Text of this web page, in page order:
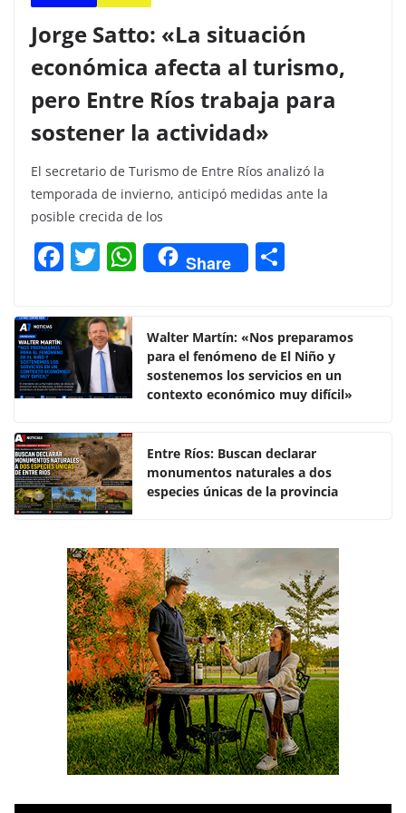
Jorge Satto: «La situación
económica afecta al turismo,
pero Entre Ríos trabaja para
sostener la actividad»
El secretario de Turismo de Entre Ríos analizó la
temporada de invierno, anticipó medidas ante la
posible crecida de los
F
c
e
b
o
o
k
T
itt
er
W
h
s
A
p
Share
p
ar
tir
Walter Martín: «Nos preparamos
para el fenómeno de El Niño y
sostenemos los servicios en un
contexto económico muy difícil»
Entre Ríos: Buscan declarar
monumentos naturales a dos
especies únicas de la provincia